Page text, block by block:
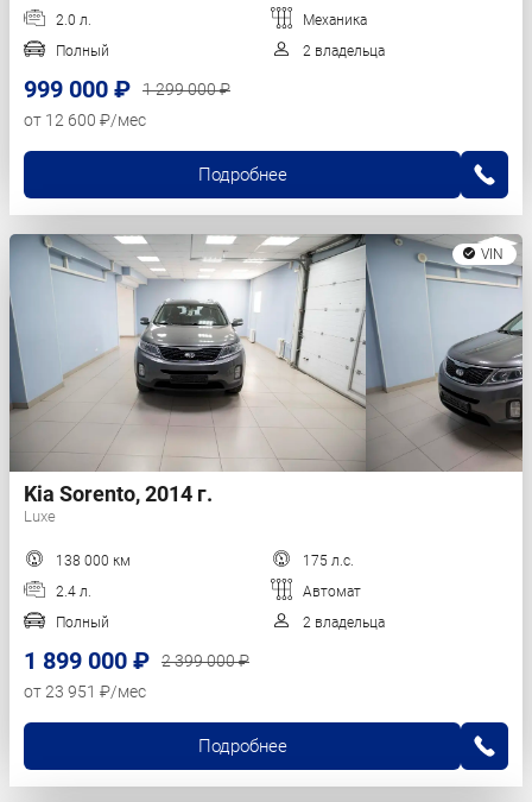
2.0 л.
Механика
Полный
2 владельца
999 000 ₽
1 299 000 ₽
от 12 600 ₽/мес
Подробнее
VIN
Kia Sorento, 2014 г.
Luxe
138 000 км
175 л.с.
2.4 л.
Автомат
Полный
2 владельца
1 899 000 ₽
2 399 000 ₽
от 23 951 ₽/мес
Подробнее